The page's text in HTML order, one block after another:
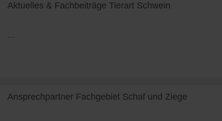
Aktuelles & Fachbeiträge Tierart Schwein
…
Ansprechpartner Fachgebiet Schaf und Ziege